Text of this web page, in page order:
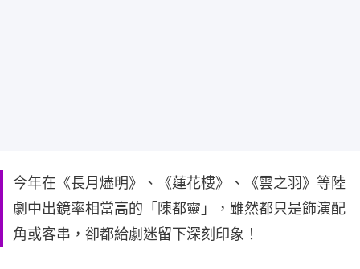
今年在《長月燼明》、《蓮花樓》、《雲之羽》等陸
劇中出鏡率相當高的「陳都靈」，雖然都只是飾演配
角或客串，卻都給劇迷留下深刻印象！